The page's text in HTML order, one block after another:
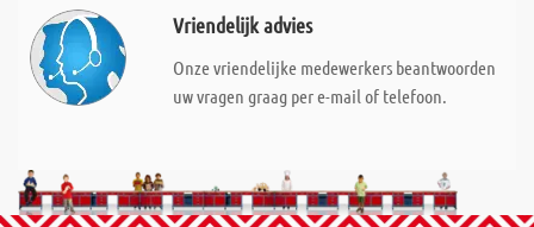
Vriendelijk advies
Onze vriendelijke medewerkers beantwoorden
uw vragen graag per e-mail of telefoon.